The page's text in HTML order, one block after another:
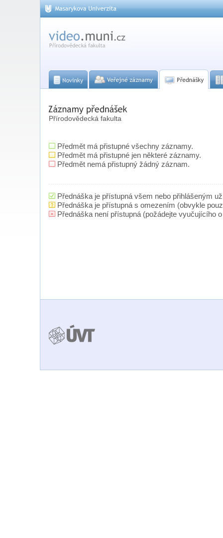
Přírodovědecká fakulta
Předmět má přistupné všechny záznamy.
Předmět má přistupné jen některé záznamy.
Předmět nemá přistupný žádný záznam.
Přednáška je přístupná všem nebo přihlášeným
Přednáška je přístupná s omezením (obvykle
Přednáška není přístupná (požádejte vyučujícího